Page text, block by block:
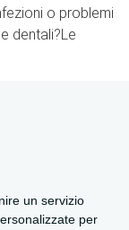
o problemi
dentali?Le
un servizio
per